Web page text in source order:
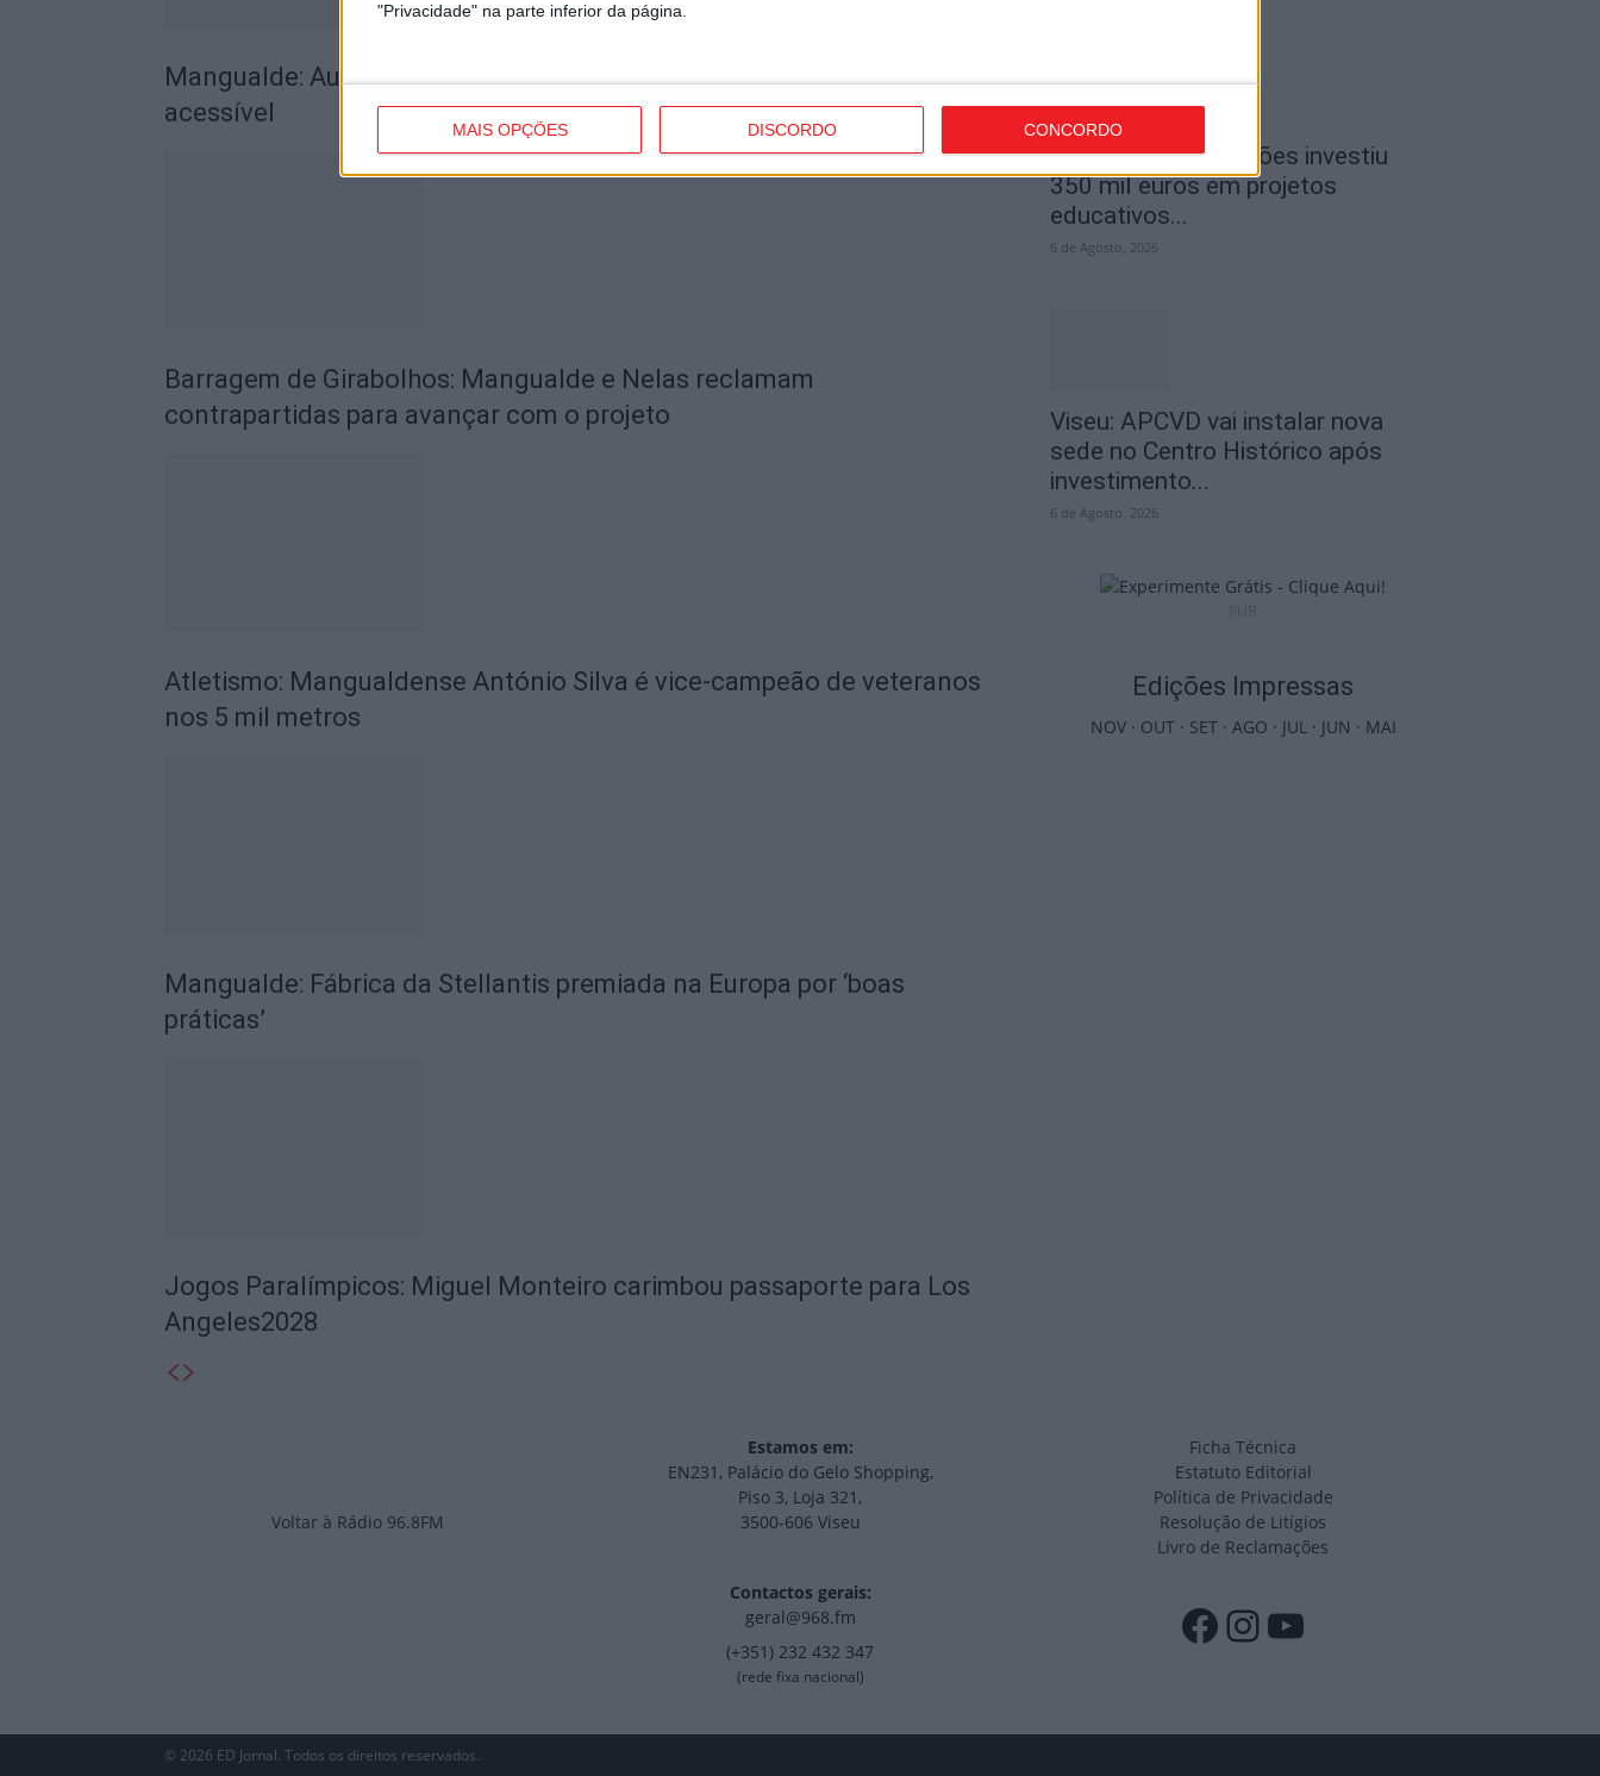
"Privacidade" na parte inferior da página.
MAIS OPÇÕES DISCORDO CONCORDO
Mangualde: Autarquia quer transformar antigo colégio em habitação
acessível
Barragem de Girabolhos: Mangualde e Nelas reclamam
contrapartidas para avançar com o projeto
Atletismo: Mangualdense António Silva é vice-campeão de veteranos
nos 5 mil metros
Mangualde: Fábrica da Stellantis premiada na Europa por ‘boas
práticas’
Jogos Paralímpicos: Miguel Monteiro carimbou passaporte para Los
Angeles2028
Viseu: CIM Dão Lafões investiu
350 mil euros em projetos
educativos...
6 de Agosto, 2026
Viseu: APCVD vai instalar nova
sede no Centro Histórico após
investimento...
6 de Agosto, 2026
Edições Impressas
NOV· OUT· SET· AGO · JUL· JUN · MAI
Voltar à Rádio 96.8FM
Estamos em:
EN231, Palácio do Gelo Shopping,
Piso 3, Loja 321,
3500-606 Viseu
Contactos gerais:
geral@968.fm
(+351) 232 432 347
(rede fixa nacional)
Ficha Técnica
Estatuto Editorial
Política de Privacidade
Resolução de Litígios
Livro de Reclamações
Facebook
Instagram
YouTube
© 2026 ED Jornal. Todos os direitos reservados.